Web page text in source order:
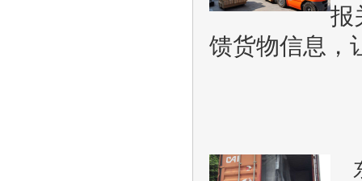
报
馈货物信息，